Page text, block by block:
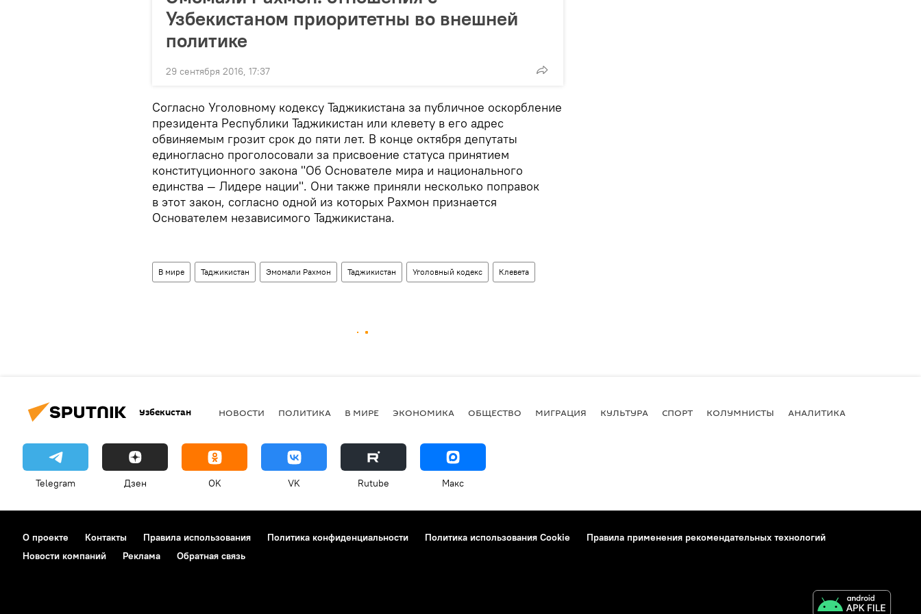
Узбекистаном приоритетны во внешней
политике
29 сентября 2016, 17:37
Согласно Уголовному кодексу Таджикистана за публичное оскорбление
президента Республики Таджикистан или клевету в его адрес
обвиняемым грозит срок до пяти лет. В конце октября депутаты
единогласно проголосовали за присвоение статуса принятием
конституционного закона "Об Основателе мира и национального
единства — Лидере нации". Они также приняли несколько поправок
в этот закон, согласно одной из которых Рахмон признается
Основателем независимого Таджикистана.
В мире Таджикистан Эмомали Рахмон Таджикистан Уголовный кодекс Клевета
Узбекистан НОВОСТИ ПОЛИТИКА В МИРЕ ЭКОНОМИКА ОБЩЕСТВО МИГРАЦИЯ КУЛЬТУРА СПОРТ КОЛУМНИСТЫ АНАЛИТИКА
Telegram Дзен OK VK Rutube Макс
О проекте Контакты Правила использования Политика конфиденциальности Политика использования Cookie
Правила применения рекомендательных технологий
Новости компаний
Реклама Обратная связь